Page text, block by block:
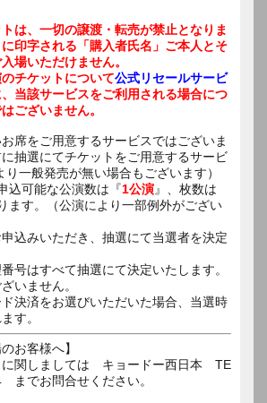
は、一切の譲渡・転売が禁止となりま
印字される「購入者氏名」ご本人とそ
場いただけません。
チケットについて公式リセールサービ
当該サービスをご利用される場合につ
ございません。
お席をご用意するサービスではございま
抽選にてチケットをご用意するサービ
り一般発売が無い場合もございます）
込可能な公演数は『1公演』、枚数は
ます。（公演により一部例外がござい
申込みいただき、抽選にて当選者を決定
号はすべて抽選にて決定いたします。
いません。
ド決済をお選びいただいた場合、当選時
す。
お客様へ】
に関しましては キョードー西日本 TE
までお問合せください。